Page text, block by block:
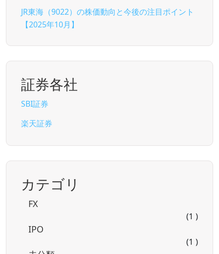
JR東海（9022）の株価動向と今後の注目ポイント
【2025年10月】
証券各社
SBI証券
楽天証券
カテゴリ
FX
(1 )
IPO
(1 )